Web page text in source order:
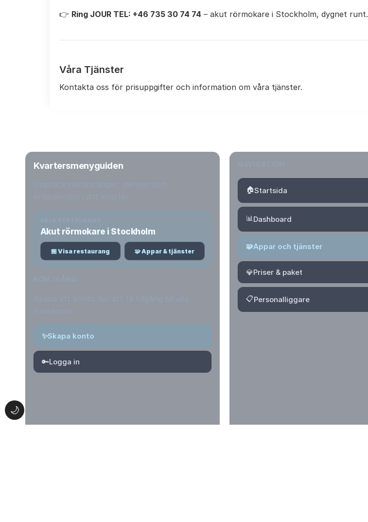
👉 Ring JOUR TEL: +46 735 30 74 74 – akut rörmokare i Stockholm, dygnet runt.
Våra Tjänster
Kontakta oss för prisuppgifter och information om våra tjänster.
🌙
Kvartersmenyguiden
Akut rörmokare i Stockholm
🏪 Visa restaurang 🧩 Appar & tjänster
✨Skapa konto
🔑Logga in
🏠Startsida
📊Dashboard
🧩Appar och tjänster
💎Priser & paket
📋Personalliggare